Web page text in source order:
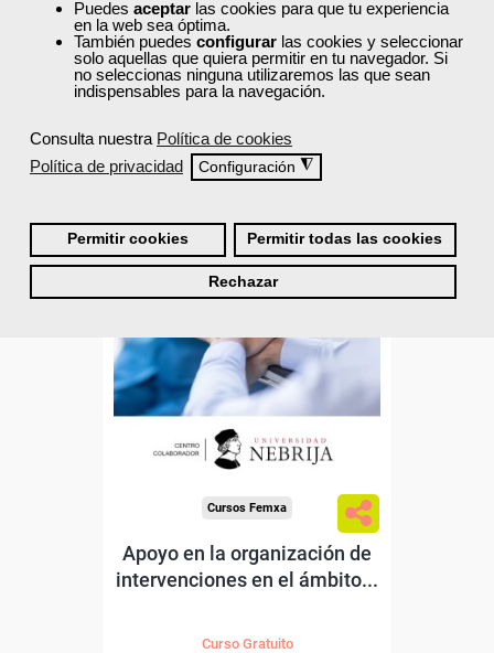
Puedes aceptar las cookies para que tu experiencia
en la web sea óptima.
También puedes configurar las cookies y seleccionar
solo aquellas que quiera permitir en tu navegador. Si
no seleccionas ninguna utilizaremos las que sean
indispensables para la navegación.
Consulta nuestra Política de cookies
Política de privacidad
Configuración ◮
Permitir cookies Permitir todas las cookies
Rechazar
65 horas
Online (toda España)
Ver curso
0 123
TÍTULO OFICIAL
Formación 100%
subvencionada.
Para desempleados,
trabajadores y autónomos.
Para todos los sectores.
Cursos Femxa
Apoyo en la organización de
intervenciones en el ámbito...
Curso Gratuito